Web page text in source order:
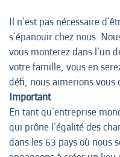
Il n'est pas nécessaire
s'épanouir chez nous.
vous monterez dans l'un
votre famille, vous en
défi, nous aimerions vous
Important
En tant qu'entreprise
qui prône l'égalité des
dans les 63 pays où nous